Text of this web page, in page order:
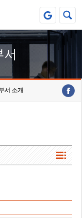
서
서 소개